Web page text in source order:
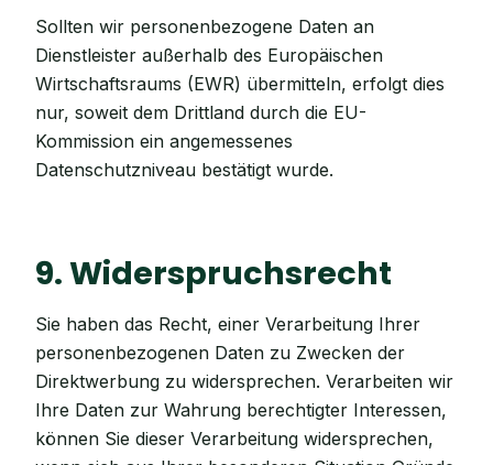
Sollten wir personenbezogene Daten an
Dienstleister außerhalb des Europäischen
Wirtschaftsraums (EWR) übermitteln, erfolgt dies
nur, soweit dem Drittland durch die EU-
Kommission ein angemessenes
Datenschutzniveau bestätigt wurde.
9. Widerspruchsrecht
Sie haben das Recht, einer Verarbeitung Ihrer
personenbezogenen Daten zu Zwecken der
Direktwerbung zu widersprechen. Verarbeiten wir
Ihre Daten zur Wahrung berechtigter Interessen,
können Sie dieser Verarbeitung widersprechen,